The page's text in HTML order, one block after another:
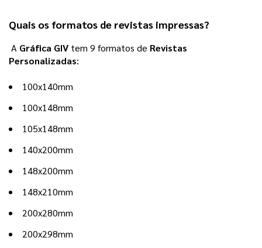
Quais os formatos de revistas impressas?
A Gráfica GIV tem 9 formatos de Revistas
Personalizadas:
100x140mm
100x148mm
105x148mm
140x200mm
148x200mm
148x210mm
200x280mm
200x298mm